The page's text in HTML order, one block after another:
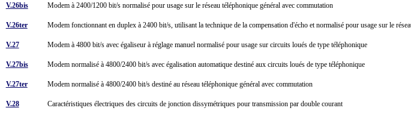
V.26bis Modem à 2400/1200 bit/s normalisé pour usage sur le réseau téléphonique général avec commutation
V.26ter Modem fonctionnant en duplex à 2400 bit/s, utilisant la technique de la compensation d'écho et normalisé pour usage sur le
V.27 Modem à 4800 bit/s avec égaliseur à réglage manuel normalisé pour usage sur circuits loués de type téléphonique
V.27bis Modem normalisé à 4800/2400 bit/s avec égalisation automatique destiné aux circuits loués de type téléphonique
V.27ter Modem normalisé à 4800/2400 bit/s destiné au réseau téléphonique général avec commutation
V.28 Caractéristiques électriques des circuits de jonction dissymétriques pour transmission par double courant